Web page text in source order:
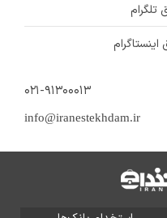
۰۲۱-۹۱۳۰۰۰۱۳
info@iranestekhdam.ir